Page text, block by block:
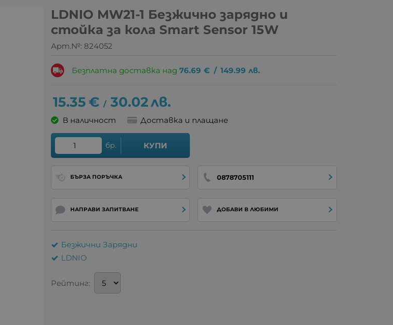
LDNIO MW21-1 Безжично зарядно и
стойка за кола Smart Sensor 15W
Арт.№: 824052
Безплатна доставка над76.69 € / 149.99 лв.
15.35 € / 30.02лв.
В наличност Доставка и плащане
бр. КУПИ
БЪРЗА ПОРЪЧКА 0878705111
НАПРАВИ ЗАПИТВАНЕ ДОБАВИ В ЛЮБИМИ
Безжични Зарядни
LDNIO
Рейтинг: